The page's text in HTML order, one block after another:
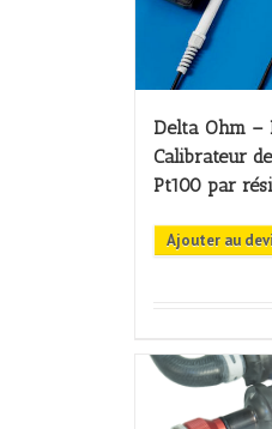
Delta Ohm –
Calibrateur
Pt100 par
Ajouter au